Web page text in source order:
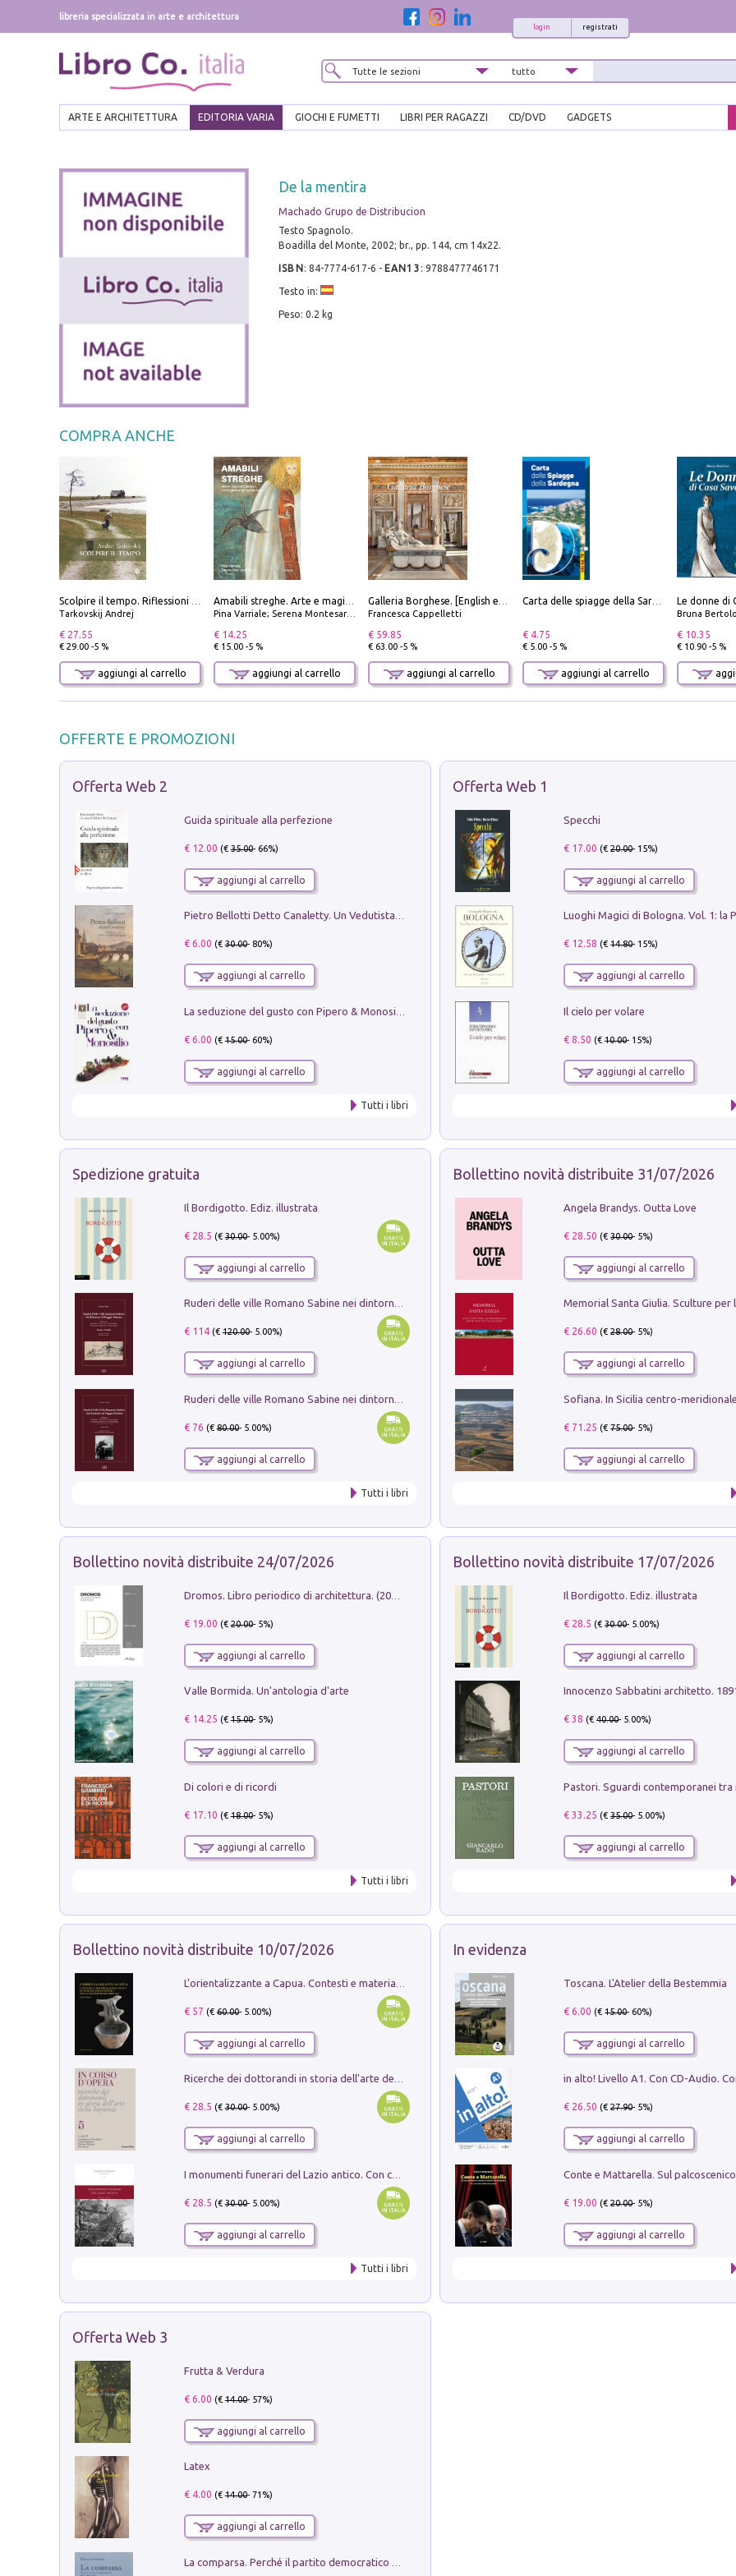
libreria specializzata in arte e architettura
registrati
login
ARTE E ARCHITETTURA EDITORIA VARIA GIOCHI E FUMETTI LIBRI PER RAGAZZI CD/DVD GADGETS
De la mentira
Machado Grupo de Distribucion
Testo Spagnolo.
Boadilla del Monte, 2002; br., pp. 144, cm 14x22.
ISBN : 84-7774-617-6 - EAN13 : 9788477746171
Testo in:
Peso: 0.2 kg
COMPRA ANCHE
Scolpire il tempo. Riflessioni sul cinema.
Tarkovskij Andrej
€ 27.55
€ 29.00 -5 %
aggiungi al carrello
Amabili streghe. Arte e magie di Leonora Carrington e Remedios Varo
Pina Varriale; Serena Montesarchio
€ 14.25
€ 15.00 -5 %
aggiungi al carrello
Galleria Borghese. [English edition]
Francesca Cappelletti
€ 59.85
€ 63.00 -5 %
aggiungi al carrello
Carta delle spiagge della Sardegna. Con custodia
€ 4.75
€ 5.00 -5 %
aggiungi al carrello
Le donne di
Bruna Bertolo
€ 10.35
€ 10.90 -5 %
OFFERTE E PROMOZIONI
Offerta Web 2
Guida spirituale alla perfezione
€ 12.00 (€35.00- 66%)
aggiungi al carrello
Pietro Bellotti Detto Canaletty. Un Vedutista Veneziano nella Francia dell'Ancien Régime
€ 6.00 (€30.00- 80%)
aggiungi al carrello
€ 6.00 (€15.00- 60%)
aggiungi al carrello
Tutti i libri
Offerta Web 1
Specchi
€ 17.00 (€20.00- 15%)
aggiungi al carrello
€ 12.58 (€14.80- 15%)
aggiungi al carrello
Il cielo per volare
€ 8.50 (€10.00- 15%)
aggiungi al carrello
Spedizione gratuita
Il Bordigotto. Ediz. illustrata
€ 28.5 (€30.00- 5.00%)
aggiungi al carrello
Ruderi delle ville Romano Sabine nei dintorni di Poggio Mirteto. Illustrati dal dott.re prof.re cav.re Ercole Nardi regio ispettore degli scavi e monumenti. Anno 1885. Tavole e studio. Con 25 tavole fuori testo in cartella editoriale
€ 114(€120.00- 5.00%)
aggiungi al carrello
€ 76 (€80.00- 5.00%)
aggiungi al carrello
Tutti i libri
Bollettino novità distribuite 31/07/2026
Angela Brandys. Outta Love
€ 28.50 (€30.00- 5%)
aggiungi al carrello
€ 26.60 (€28.00- 5%)
aggiungi al carrello
€ 71.25 (€75.00- 5%)
aggiungi al carrello
Bollettino novità distribuite 24/07/2026
Dromos. Libro periodico di architettura. (2026). Vol. 15: Post-model
€ 19.00 (€20.00- 5%)
aggiungi al carrello
Valle Bormida. Un'antologia d'arte
€ 14.25 (€15.00- 5%)
aggiungi al carrello
Di colori e di ricordi
€ 17.10 (€18.00- 5%)
aggiungi al carrello
Tutti i libri
Bollettino novità distribuite 17/07/2026
Il Bordigotto. Ediz. illustrata
€ 28.5 (€30.00- 5.00%)
aggiungi al carrello
Innocenzo Sabbatini architetto.
€ 38 (€40.00- 5.00%)
aggiungi al carrello
€ 33.25 (€35.00- 5.00%)
aggiungi al carrello
Bollettino novità distribuite 10/07/2026
€ 57 (€60.00- 5.00%)
aggiungi al carrello
Ricerche dei dottorandi in storia dell'arte della Sapienza
€ 28.5 (€30.00- 5.00%)
aggiungi al carrello
I monumenti funerari del Lazio antico. Con cartella con tavole
€ 28.5 (€30.00- 5.00%)
aggiungi al carrello
Tutti i libri
In evidenza
Toscana. L'Atelier della Bestemmia
€ 6.00 (€15.00- 60%)
aggiungi al carrello
€ 26.50 (€27.90- 5%)
aggiungi al carrello
€ 19.00 (€20.00- 5%)
aggiungi al carrello
Offerta Web 3
Frutta & Verdura
€ 6.00 (€14.00- 57%)
aggiungi al carrello
Latex
€ 4.00 (€14.00- 71%)
aggiungi al carrello